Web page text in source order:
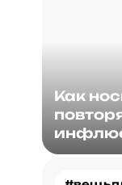
Как